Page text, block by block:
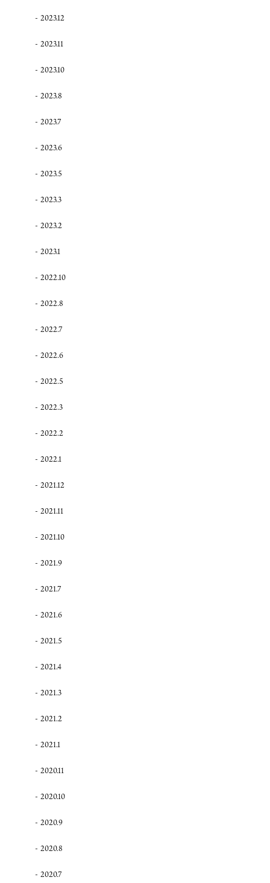
2023.12
2023.11
2023.10
2023.8
2023.7
2023.6
2023.5
2023.3
2023.2
2023.1
2022.10
2022.8
2022.7
2022.6
2022.5
2022.3
2022.2
2022.1
2021.12
2021.11
2021.10
2021.9
2021.7
2021.6
2021.5
2021.4
2021.3
2021.2
2021.1
2020.11
2020.10
2020.9
2020.8
2020.7